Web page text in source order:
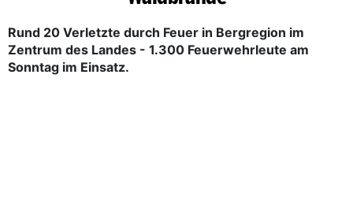
Rund 20 Verletzte durch Feuer in Bergregion im
Zentrum des Landes - 1.300 Feuerwehrleute am
Sonntag im Einsatz.